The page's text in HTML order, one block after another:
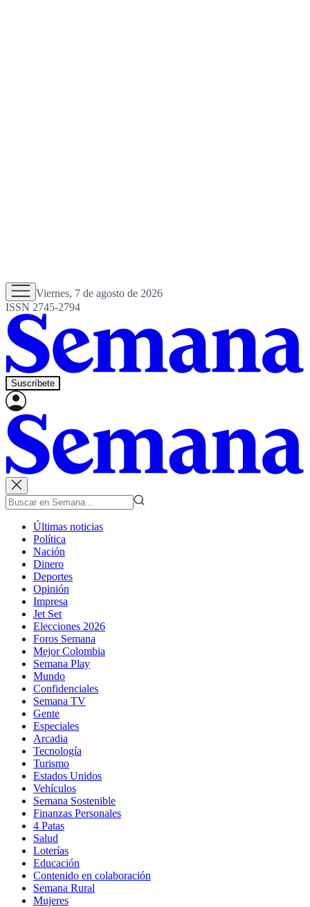
Viernes, 7 de agosto de 2026
ISSN 2745-2794
Suscríbete
Últimas noticias
Política
Nación
Dinero
Deportes
Opinión
Impresa
Jet Set
Elecciones 2026
Foros Semana
Mejor Colombia
Semana Play
Mundo
Confidenciales
Semana TV
Gente
Especiales
Arcadia
Tecnología
Turismo
Estados Unidos
Vehículos
Semana Sostenible
Finanzas Personales
4 Patas
Salud
Loterías
Educación
Contenido en colaboración
Semana Rural
Mujeres